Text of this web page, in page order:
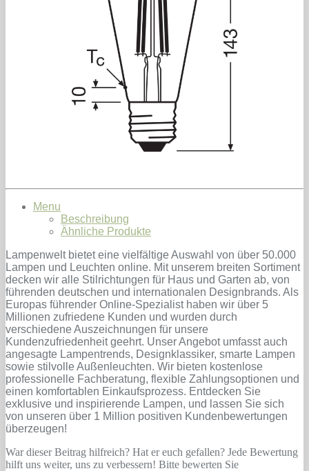
Menu
Beschreibung
Ähnliche Produkte
Lampenwelt bietet eine vielfältige Auswahl von über 50.000
Lampen und Leuchten online. Mit unserem breiten Sortiment
decken wir alle Stilrichtungen für Haus und Garten ab, von
führenden deutschen und internationalen Designbrands. Als
Europas führender Online-Spezialist haben wir über 5
Millionen zufriedene Kunden und wurden durch
verschiedene Auszeichnungen für unsere
Kundenzufriedenheit geehrt. Unser Angebot umfasst auch
angesagte Lampentrends, Designklassiker, smarte Lampen
sowie stilvolle Außenleuchten. Wir bieten kostenlose
professionelle Fachberatung, flexible Zahlungsoptionen und
einen komfortablen Einkaufsprozess. Entdecken Sie
exklusive und inspirierende Lampen, und lassen Sie sich
von unseren über 1 Million positiven Kundenbewertungen
überzeugen!
War dieser Beitrag hilfreich? Hat er euch gefallen? Jede Bewertung
hilft uns weiter, uns zu verbessern! Bitte bewerten Sie